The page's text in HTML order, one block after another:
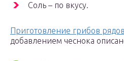
Соль – по вкусу.
Приготовление грибов
добавлением чеснока